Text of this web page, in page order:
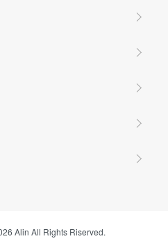
Alin All Rights Riserved.